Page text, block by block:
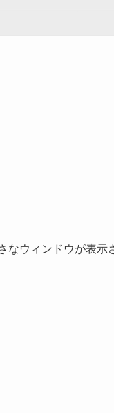
なウィンドウが表